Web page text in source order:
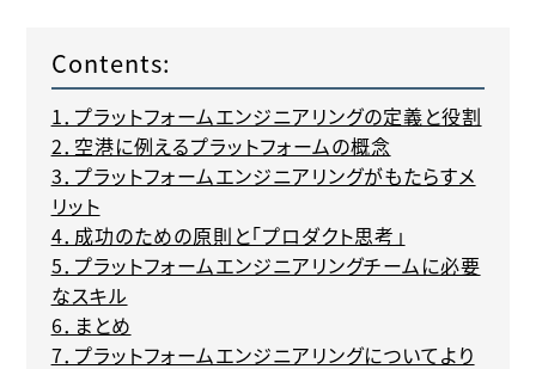
Contents:
1．プラットフォームエンジニアリングの定義と役割
2．空港に例えるプラットフォームの概念
3．プラットフォームエンジニアリングがもたらすメ
リット
4．成功のための原則と「プロダクト思考」
5．プラットフォームエンジニアリングチームに必要
なスキル
6．まとめ
7．プラットフォームエンジニアリングについてより